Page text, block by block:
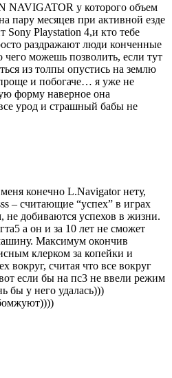
NAVIGATOR у которого объем
пару месяцев при активной езде
Sony Playstation 4,и кто тебе
раздражают люди конченные
можешь позволить, если тут
из толпы опустись на землю
и побогаче… я уже не
форму наверное она
урод и страшный бабы не
конечно L.Navigator нету,
– считающие “успех” в играх
добиваются успехов в жизни.
а он и за 10 лет не сможет
Максимум окончив
клерком за копейки и
вокруг, считая что все вокруг
если бы на пс3 не ввели режим
бы у него удалась)))